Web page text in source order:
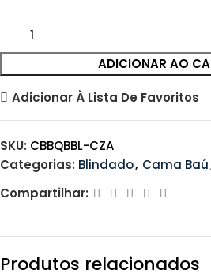
ADICIONAR AO
Adicionar À Lista De Favoritos
SKU: CBBQBBL-CZA
Categorias: Blindado, Cama Baú
Compartilhar:
Produtos relacionados